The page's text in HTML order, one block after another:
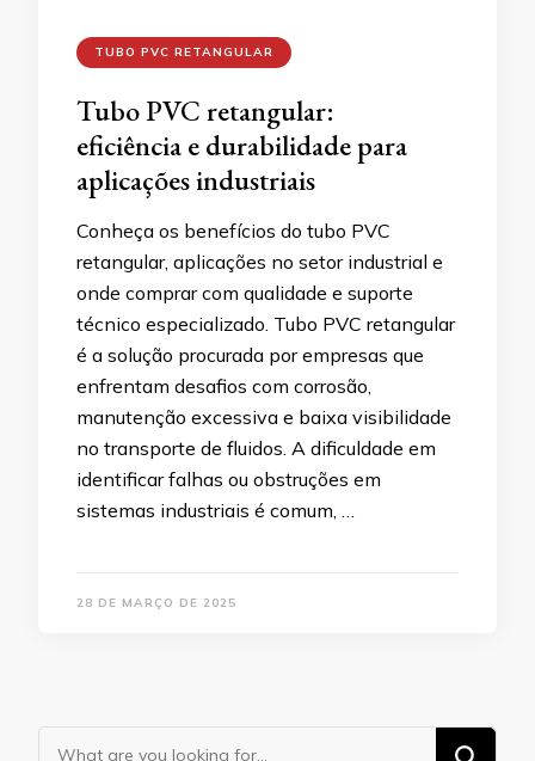
TUBO PVC RETANGULAR
Tubo PVC retangular:
eficiência e durabilidade para
aplicações industriais
Conheça os benefícios do tubo PVC
retangular, aplicações no setor industrial e
onde comprar com qualidade e suporte
técnico especializado. Tubo PVC retangular
é a solução procurada por empresas que
enfrentam desafios com corrosão,
manutenção excessiva e baixa visibilidade
no transporte de fluidos. A dificuldade em
identificar falhas ou obstruções em
sistemas industriais é comum, …
28 DE MARÇO DE 2025
Looking